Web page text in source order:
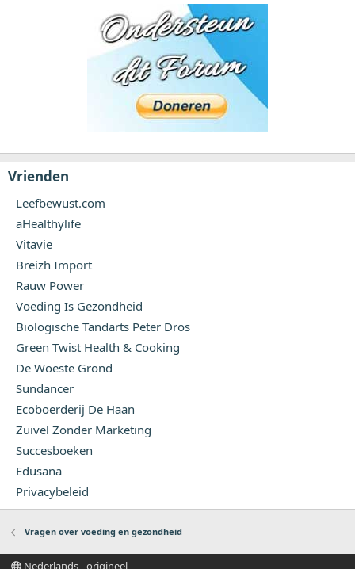
Vrienden
Leefbewust.com
aHealthylife
Vitavie
Breizh Import
Rauw Power
Voeding Is Gezondheid
Biologische Tandarts Peter Dros
Green Twist Health & Cooking
De Woeste Grond
Sundancer
Ecoboerderij De Haan
Zuivel Zonder Marketing
Succesboeken
Edusana
Privacybeleid
Vragen over voeding en gezondheid
Nederlands - origineel